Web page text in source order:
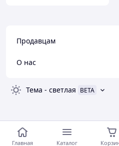
Продавцам
О нас
Тема - светлая BETA
Главная Каталог